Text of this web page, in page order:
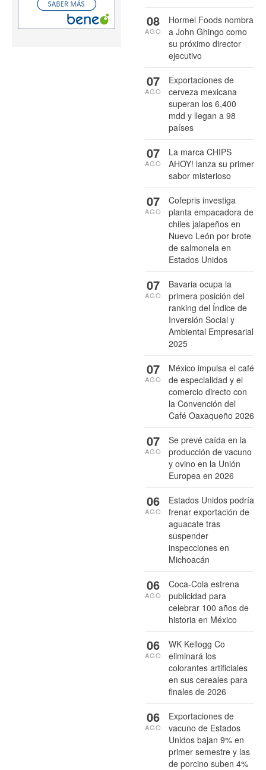
Hormel Foods nombra
a John Ghingo como
su próximo director
ejecutivo
08
AGO
Exportaciones de
cerveza mexicana
superan los 6,400
mdd y llegan a 98
países
07
AGO
La marca CHIPS
AHOY! lanza su primer
sabor misterioso
07
AGO
Cofepris investiga
planta empacadora de
chiles jalapeños en
Nuevo León por brote
de salmonela en
Estados Unidos
07
AGO
Bavaria ocupa la
primera posición del
ranking del Índice de
Inversión Social y
Ambiental Empresarial
2025
07
AGO
México impulsa el café
de especialidad y el
comercio directo con
la Convención del
Café Oaxaqueño 2026
07
AGO
Se prevé caída en la
producción de vacuno
y ovino en la Unión
Europea en 2026
07
AGO
Estados Unidos podría
frenar exportación de
aguacate tras
suspender
inspecciones en
Michoacán
06
AGO
Coca-Cola estrena
publicidad para
celebrar 100 años de
historia en México
06
AGO
WK Kellogg Co
eliminará los
colorantes artificiales
en sus cereales para
finales de 2026
06
AGO
Exportaciones de
vacuno de Estados
Unidos bajan 9% en
primer semestre y las
de porcino suben 4%
06
AGO